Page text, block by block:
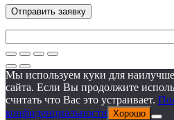
Мы используем куки для
сайта. Если Вы продолжите
считать что Вас это устраивает.
конфиденциальности Хорошо